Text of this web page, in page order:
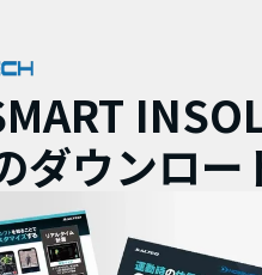
ダウンロー